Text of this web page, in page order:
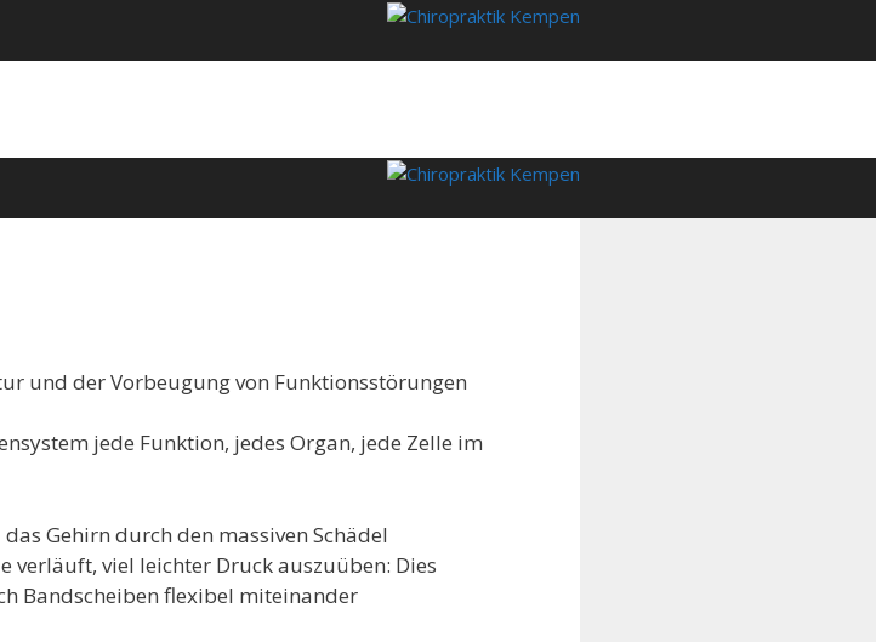
und der Vorbeugung von Funktionsstörungen
jede Funktion, jedes Organ, jede Zelle im
Gehirn durch den massiven Schädel
verläuft, viel leichter Druck auszuüben: Dies
Bandscheiben flexibel miteinander